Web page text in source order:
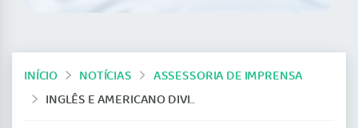
INÍCIO NOTÍCIAS
ASSESSORIA DE IMPRENSA
INGLÊS E AMERICANO DIVIDEM O NOBEL DE MEDICINA